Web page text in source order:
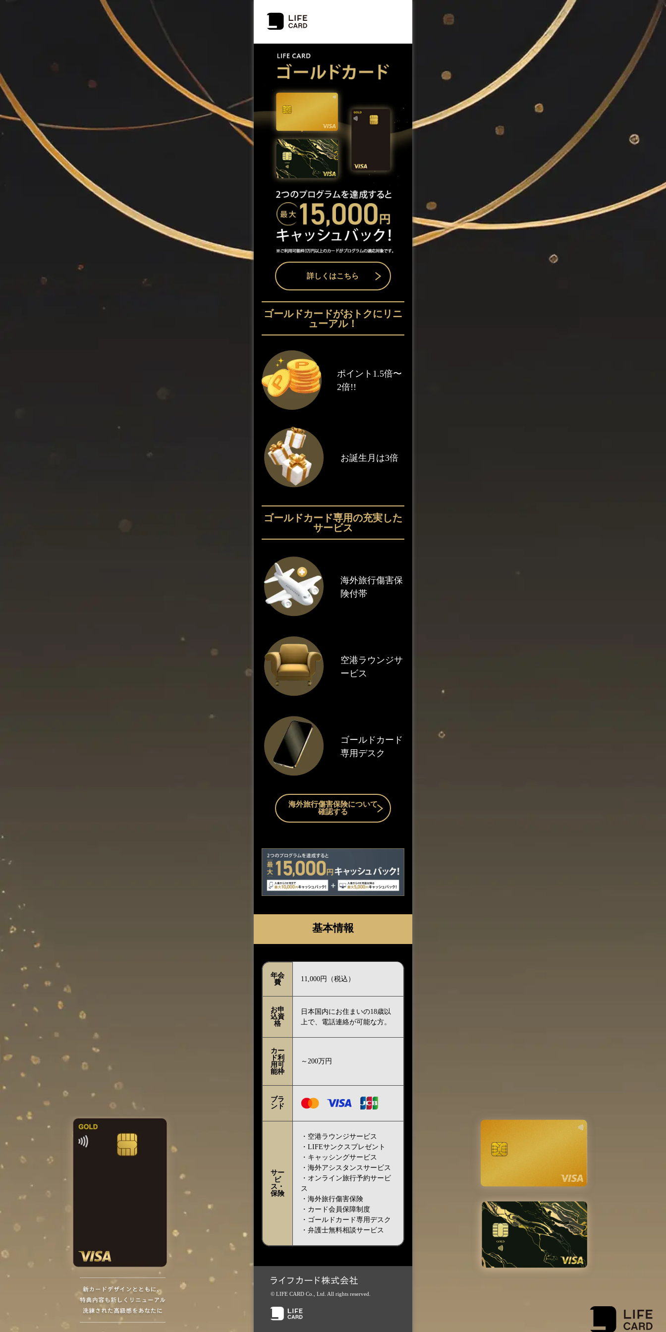
詳しくはこちら
ゴールドカードがおトクにリニ
ューアル！
ポイント1.5倍〜
2倍!!
お誕生月は3倍
ゴールドカード専用の充実した
サービス
海外旅行傷害保
険付帯
空港ラウンジサ
ービス
ゴールドカード
専用デスク
海外旅行傷害保険について
確認する
基本情報
年会
費
11,000円（税込）
お申
込資
格
日本国内にお住まいの18歳以
上で、電話連絡が可能な方。
カー
ド利
用可
能枠
～200万円
ブラ
ンド
サー
ビ
ス・
保険
・空港ラウンジサービス
・LIFEサンクスプレゼント
・キャッシングサービス
・海外アシスタンスサービス
・オンライン旅行予約サービ
ス
・海外旅行傷害保険
・カード会員保障制度
・ゴールドカード専用デスク
・弁護士無料相談サービス
© LIFE CARD Co., Ltd. All rights reserved.